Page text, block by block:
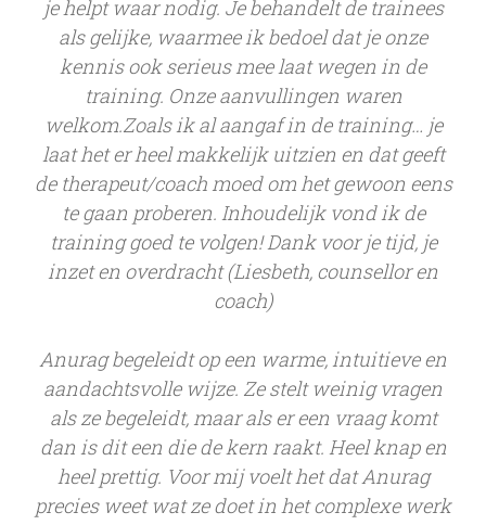
je helpt waar nodig. Je behandelt de trainees
als gelijke, waarmee ik bedoel dat je onze
kennis ook serieus mee laat wegen in de
training. Onze aanvullingen waren
welkom.Zoals ik al aangaf in de training… je
laat het er heel makkelijk uitzien en dat geeft
de therapeut/coach moed om het gewoon eens
te gaan proberen. Inhoudelijk vond ik de
training goed te volgen! Dank voor je tijd, je
inzet en overdracht (Liesbeth, counsellor en
coach)
Anurag begeleidt op een warme, intuitieve en
aandachtsvolle wijze. Ze stelt weinig vragen
als ze begeleidt, maar als er een vraag komt
dan is dit een die de kern raakt. Heel knap en
heel prettig. Voor mij voelt het dat Anurag
precies weet wat ze doet in het complexe werk